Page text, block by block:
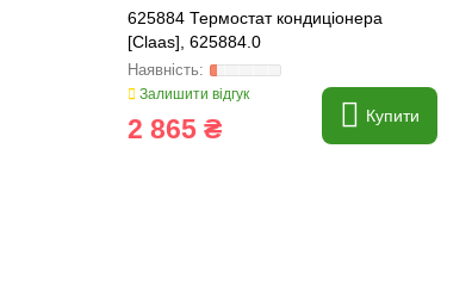
625884 Термостат кондиціонера
[Claas], 625884.0
Залишити відгук
2 865 ₴ Купити